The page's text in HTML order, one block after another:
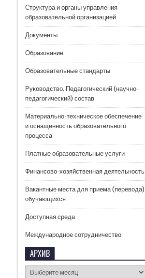
Структура и органы управления
образовательной организацией
Документы
Образование
Образовательные стандарты
Руководство. Педагогический (научно-
педагогический) состав
Материально-техническое обеспечение
и оснащенность образовательного
процесса
Платные образовательные услуги
Финансово-хозяйственная деятельность
Вакантные места для приема (перевода)
обучающихся
Доступная среда
Международное сотрудничество
АРХИВ